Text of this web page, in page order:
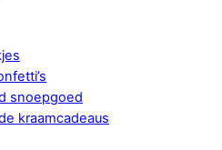
snoepgoed
kraamcadeaus